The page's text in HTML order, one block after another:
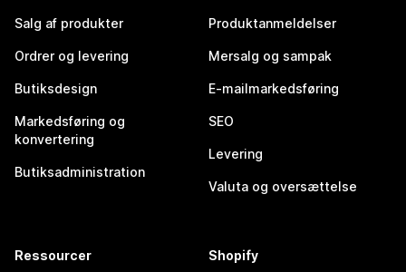
Salg af produkter
Ordrer og levering
Butiksdesign
Markedsføring og
konvertering
Butiksadministration
Produktanmeldelser
Mersalg og sampak
E-mailmarkedsføring
SEO
Levering
Valuta og oversættelse
Ressourcer Shopify